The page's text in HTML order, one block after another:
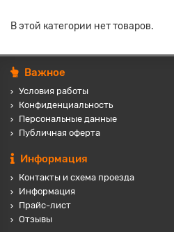
В этой категории нет товаров.
Важное
Условия работы
Конфиденциальность
Персональные данные
Публичная оферта
Информация
Контакты и схема проезда
Информация
Прайс-лист
Отзывы